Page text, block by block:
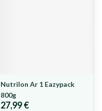
Nutrilon Ar 1 Eazypack
800g
27,99 €